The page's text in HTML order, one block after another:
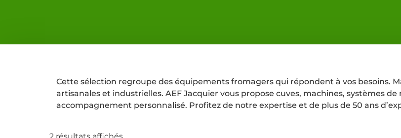
Cette sélection regroupe des équipements fromagers qui répondent à vos besoins.
artisanales et industrielles. AEF Jacquier vous propose cuves, machines, systèmes
accompagnement personnalisé. Profitez de notre expertise et de plus de 50 ans